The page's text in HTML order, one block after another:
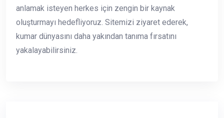
anlamak isteyen herkes için zengin bir kaynak
oluşturmayı hedefliyoruz. Sitemizi ziyaret ederek,
kumar dünyasını daha yakından tanıma fırsatını
yakalayabilirsiniz.